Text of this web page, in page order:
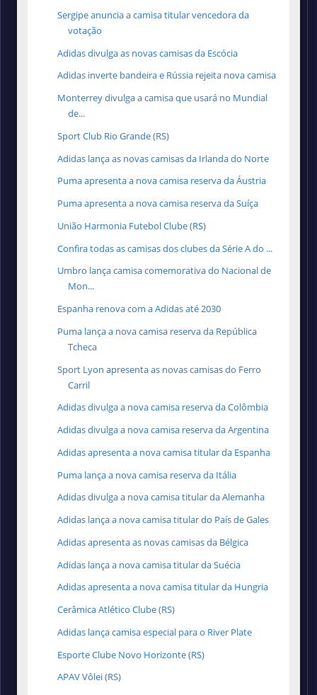
Sergipe anuncia a camisa titular vencedora da
votação
Adidas divulga as novas camisas da Escócia
Adidas inverte bandeira e Rússia rejeita nova camisa
Monterrey divulga a camisa que usará no Mundial
de...
Sport Club Rio Grande (RS)
Adidas lança as novas camisas da Irlanda do Norte
Puma apresenta a nova camisa reserva da Áustria
Puma apresenta a nova camisa reserva da Suíça
União Harmonia Futebol Clube (RS)
Confira todas as camisas dos clubes da Série A do ...
Umbro lança camisa comemorativa do Nacional de
Mon...
Espanha renova com a Adidas até 2030
Puma lança a nova camisa reserva da República
Tcheca
Sport Lyon apresenta as novas camisas do Ferro
Carril
Adidas divulga a nova camisa reserva da Colômbia
Adidas divulga a nova camisa reserva da Argentina
Adidas apresenta a nova camisa titular da Espanha
Puma lança a nova camisa reserva da Itália
Adidas divulga a nova camisa titular da Alemanha
Adidas lança a nova camisa titular do País de Gales
Adidas apresenta as novas camisas da Bélgica
Adidas lança a nova camisa titular da Suécia
Adidas apresenta a nova camisa titular da Hungria
Cerâmica Atlético Clube (RS)
Adidas lança camisa especial para o River Plate
Esporte Clube Novo Horizonte (RS)
APAV Vôlei (RS)